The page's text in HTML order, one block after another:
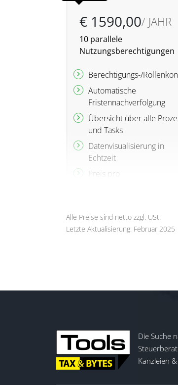
€ 1590,00/ JAHR
10 parallele
Nutzungsberechtigungen
Berechtigungs-/
Automatische
Fristennachverfolgung
Übersicht über alle
und Tasks
Datenvisualisierung in
Echtzeit
Preis pro
Umgebung, die
wie einer jährlichen
Alle Preise sind netto zzgl. USt.
Letzte Aktualisierung: Februar 2025
Die Suche
Kanzleien